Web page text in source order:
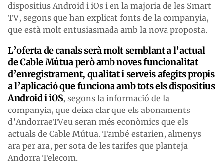
dispositius Android i iOs i en la majoria de les Smart
TV, segons que han explicat fonts de la companyia,
que està molt entusiasmada amb la nova proposta.
L’oferta de canals serà molt semblant a l’actual
de Cable Mútua però amb noves funcionalitat
d’enregistrament, qualitat i serveis afegits propis
a l’aplicació que funciona amb tots els dispositius
Android i iOS, segons la informació de la
companyia, que deixa clar que els abonaments
d’AndorraeTVeu seran més econòmics que els
actuals de Cable Mútua. També estarien, almenys
ara per ara, per sota de les tarifes que planteja
Andorra Telecom.